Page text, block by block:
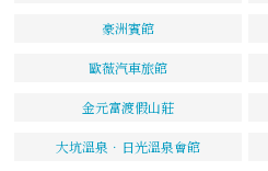
豪洲賓館
歐薇汽車旅館
金元富渡假山莊
大坑溫泉．日光溫泉會館